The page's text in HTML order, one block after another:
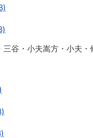
谷・小夫嵩方・小夫・